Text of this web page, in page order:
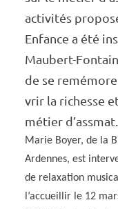
acti­vi­tés
Enfance a été
Maubert-
de se
vrir la richesse
métier d’ass­mat.
Marie Boyer, de la
Ardennes, est
de relaxa­tion
l’ac­cueillir le 12